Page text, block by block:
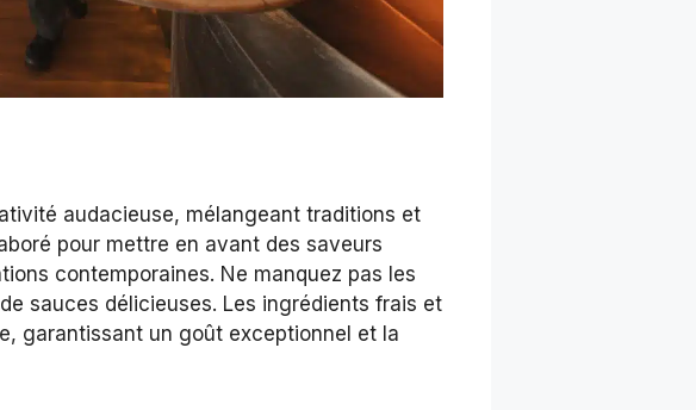
audacieuse, mélangeant traditions et
pour mettre en avant des saveurs
contemporaines. Ne manquez pas les
sauces délicieuses. Les ingrédients frais et
garantissant un goût exceptionnel et la